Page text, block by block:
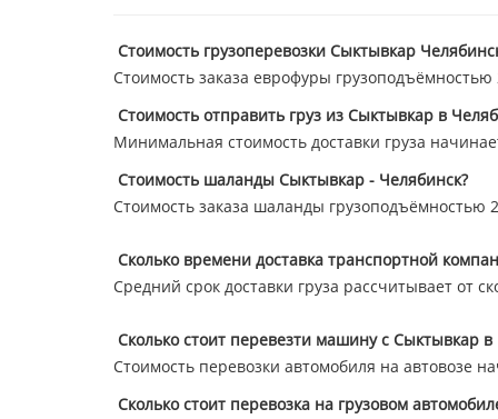
Стоимость грузоперевозки Сыктывкар
Стоимость заказа еврофуры
Стоимость отправить груз из Сыктывкар в
Минимальная стоимость доставки груза
Стоимость шаланды Сыктывкар - Челябинск?
Стоимость заказа шаланды грузоподъёмностью
Сколько времени доставка транспортной
Средний срок доставки груза рассчитывает от
Сколько стоит перевезти машину с Сыктывкар в
Стоимость перевозки автомобиля на автовозе
Сколько стоит перевозка на грузовом